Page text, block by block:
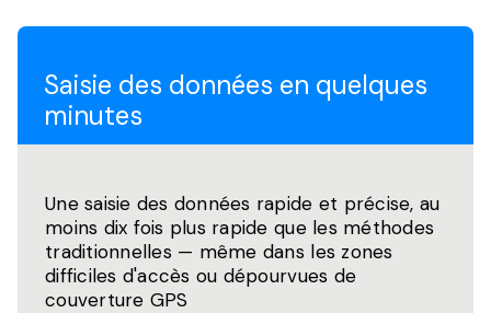
Saisie des données en quelques
minutes
Une saisie des données rapide et précise, au
moins dix fois plus rapide que les méthodes
traditionnelles — même dans les zones
difficiles d'accès ou dépourvues de
couverture GPS